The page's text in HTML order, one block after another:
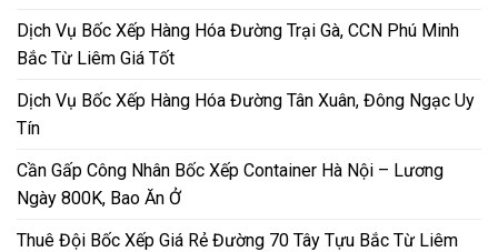
Dịch Vụ Bốc Xếp Hàng Hóa Đường Trại Gà, CCN Phú Minh
Bắc Từ Liêm Giá Tốt
Dịch Vụ Bốc Xếp Hàng Hóa Đường Tân Xuân, Đông Ngạc Uy
Tín
Cần Gấp Công Nhân Bốc Xếp Container Hà Nội – Lương
Ngày 800K, Bao Ăn Ở
Thuê Đội Bốc Xếp Giá Rẻ Đường 70 Tây Tựu Bắc Từ Liêm